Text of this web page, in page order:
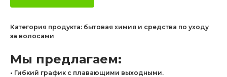
Категория продукта: бытовая химия и средства по уходу
за волосами
Мы предлагаем:
• Гибкий график с плавающими выходными.